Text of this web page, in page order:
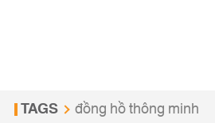
TAGS đồng hồ thông minh